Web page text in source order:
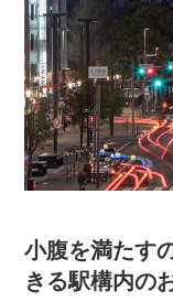
小腹を満たす
きる駅構内の